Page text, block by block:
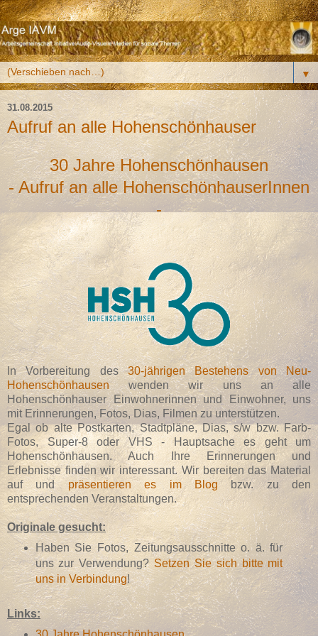
▼
31.08.2015
Aufruf an alle Hohenschönhauser
30 Jahre Hohenschönhausen
- Aufruf an alle HohenschönhauserInnen
-
In Vorbereitung des30-jährigen Bestehens von Neu-
Hohenschönhausenwenden wir uns an alle
Hohenschönhauser Einwohnerinnen und Einwohner, uns
mit Erinnerungen, Fotos, Dias, Filmen zu unterstützen.
Egal ob alte Postkarten, Stadtpläne, Dias, s/w bzw. Farb-
Fotos, Super-8 oder VHS - Hauptsache es geht um
Hohenschönhausen. Auch Ihre Erinnerungen und
Erlebnisse finden wir interessant. Wir bereiten das Material
auf und präsentieren es im Blog bzw. zu den
entsprechenden Veranstaltungen.
Originale gesucht:
Haben Sie Fotos, Zeitungsausschnitte o. ä. für
uns zur Verwendung?Setzen Sie sich bitte mit
uns in Verbindung!
Links: